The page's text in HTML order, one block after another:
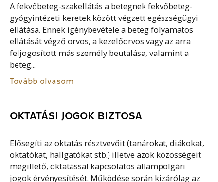
A fekvőbeteg-szakellátás a betegnek fekvőbeteg-
gyógyintézeti keretek között végzett egészségügyi
ellátása. Ennek igénybevétele a beteg folyamatos
ellátását végző orvos, a kezelőorvos vagy az arra
feljogosított más személy beutalása, valamint a
beteg...
Tovább olvasom
OKTATÁSI JOGOK BIZTOSA
Elősegíti az oktatás résztvevőit (tanárokat, diákokat,
oktatókat, hallgatókat stb.) illetve azok közösségeit
megillető, oktatással kapcsolatos állampolgári
jogok érvényesítését. Működése során kizárólag az